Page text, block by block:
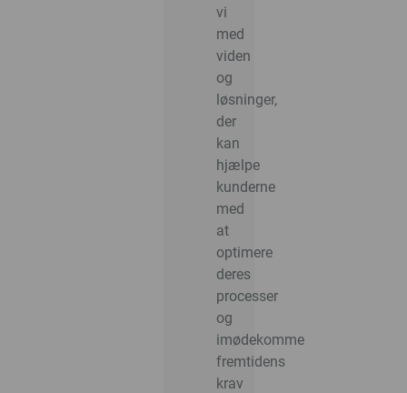
vi
med
viden
og
løsninger,
der
kan
hjælpe
kunderne
med
at
optimere
deres
processer
og
imødekomme
fremtidens
krav